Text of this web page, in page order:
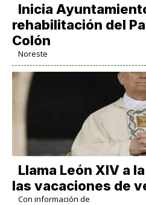
Inicia
rehabilitación del
Colón
Noreste
Llama León XIV a
las vacaciones de
Con información de